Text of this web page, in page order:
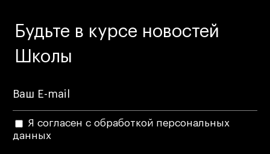
Будьте в курсе новостей
Школы
Я согласен с обработкой персональных
данных